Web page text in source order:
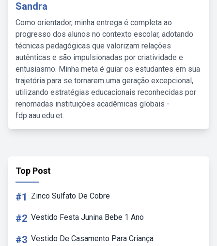
Sandra
Como orientador, minha entrega é completa ao
progresso dos alunos no contexto escolar, adotando
técnicas pedagógicas que valorizam relações
autênticas e são impulsionadas por criatividade e
entusiasmo. Minha meta é guiar os estudantes em sua
trajetória para se tornarem uma geração excepcional,
utilizando estratégias educacionais reconhecidas por
renomadas instituições acadêmicas globais -
fdp.aau.edu.et.
Top Post
#1 Zinco Sulfato De Cobre
#2 Vestido Festa Junina Bebe 1 Ano
#3 Vestido De Casamento Para Criança